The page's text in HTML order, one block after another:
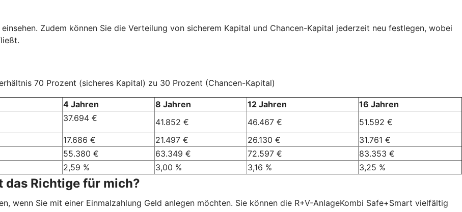
Zudem können Sie die Verteilung von sicherem Kapital und Chancen-Kapital jederzeit neu festlegen, wobei
70 Prozent (sicheres Kapital) zu 30 Prozent (Chancen-Kapital)
4 Jahren 8 Jahren 12 Jahren
16 Jahren
37.694 € 41.852 € 46.467 €
51.592 €
17.686 € 21.497 € 26.130 €
31.761 €
55.380 € 63.349 € 72.597 €
83.353 €
2,59 % 3,00 % 3,16 % 3,25 %
das Richtige für mich?
wenn Sie mit einer Einmalzahlung Geld anlegen möchten. Sie können die R+V-AnlageKombi Safe+Smart vielfältig